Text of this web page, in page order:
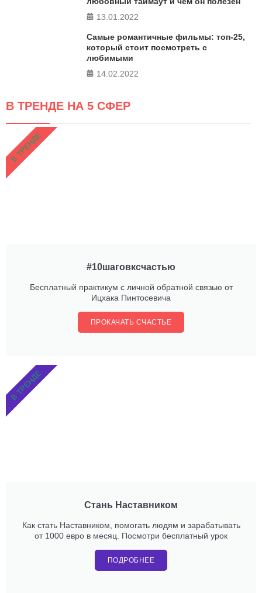
13.01.2022
Самые романтичные фильмы: топ-25,
который стоит посмотреть с
любимыми
14.02.2022
В ТРЕНДЕ НА 5 СФЕР
#10шаговксчастью
Бесплатный практикум с личной обратной связью от
Ицхака Пинтосевича
ПРОКАЧАТЬ СЧАСТЬЕ
В ТРЕНДЕ
Стань Наставником
Как стать Наставником, помогать людям и зарабатывать
от 1000 евро в месяц. Посмотри бесплатный урок
ПОДРОБНЕЕ
В ТРЕНДЕ